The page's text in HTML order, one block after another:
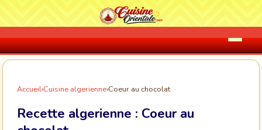
Accueil›Cuisine algerienne›Coeur au chocolat
Recette algerienne : Coeur au